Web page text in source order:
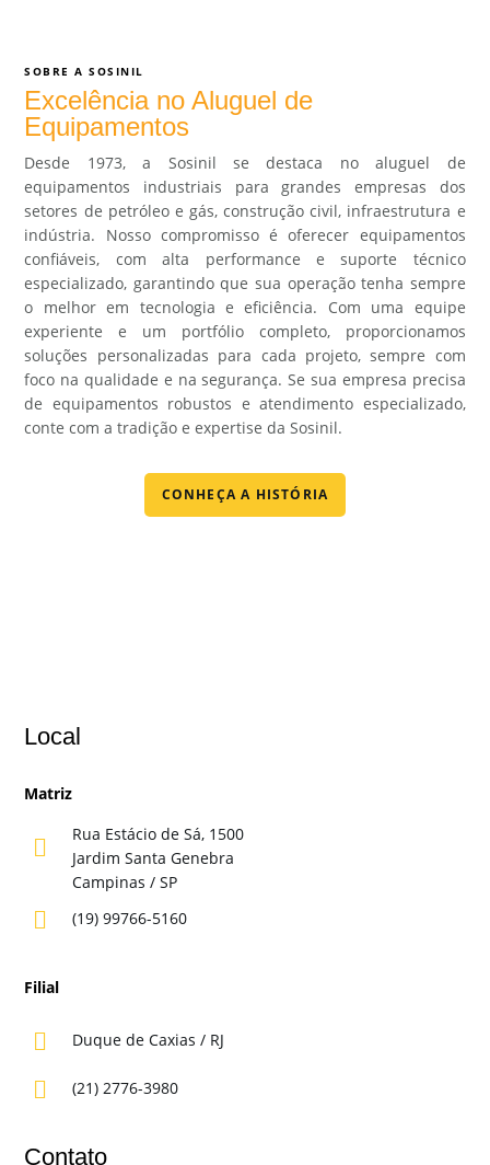
SOBRE A SOSINIL
Excelência no Aluguel de
Equipamentos
Desde 1973, a Sosinil se destaca no aluguel de
equipamentos industriais para grandes empresas dos
setores de petróleo e gás, construção civil, infraestrutura e
indústria. Nosso compromisso é oferecer equipamentos
confiáveis, com alta performance e suporte técnico
especializado, garantindo que sua operação tenha sempre
o melhor em tecnologia e eficiência. Com uma equipe
experiente e um portfólio completo, proporcionamos
soluções personalizadas para cada projeto, sempre com
foco na qualidade e na segurança. Se sua empresa precisa
de equipamentos robustos e atendimento especializado,
conte com a tradição e expertise da Sosinil.
CONHEÇA A HISTÓRIA
Local
Matriz

Rua Estácio de Sá, 1500
Jardim Santa Genebra
Campinas / SP
 (19) 99766-5160
Filial
 Duque de Caxias / RJ
 (21) 2776-3980
Contato